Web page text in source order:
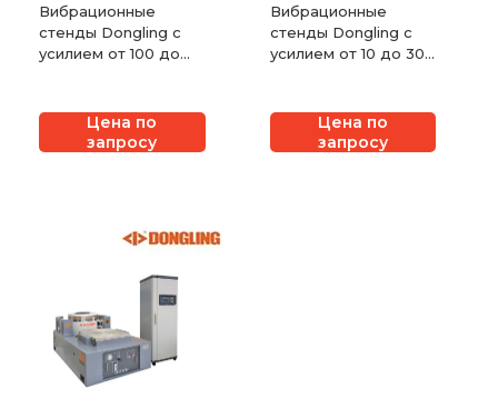
Вибрационные
стенды Dongling с
усилием от 100 до
Цена по
запросу
Вибрационные
стенды Dongling с
усилием от 10 до 30
Цена по
запросу